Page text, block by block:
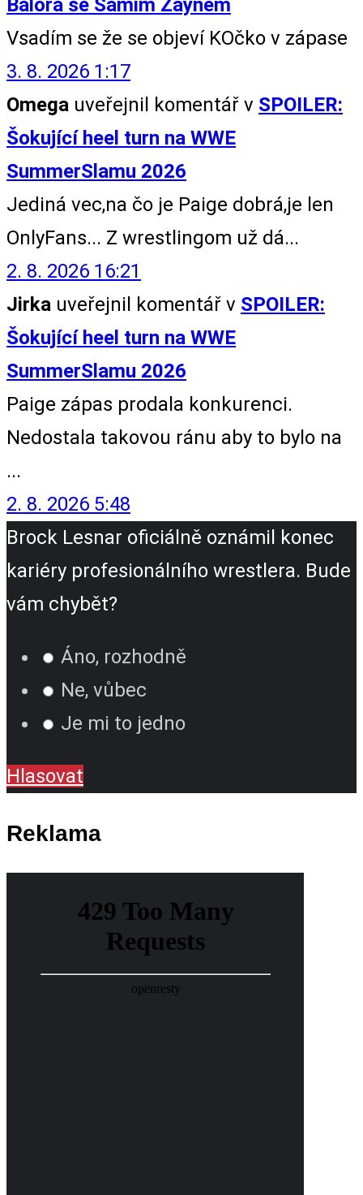
Bálora se Samim Zaynem
Vsadím se že se objeví KOčko v zápase
3. 8. 2026 1:17
Omega uveřejnil komentář v SPOILER:
Šokující heel turn na WWE
SummerSlamu 2026
Jediná vec,na čo je Paige dobrá,je len
OnlyFans... Z wrestlingom už dá...
2. 8. 2026 16:21
Jirka uveřejnil komentář v SPOILER:
Šokující heel turn na WWE
SummerSlamu 2026
Paige zápas prodala konkurenci.
Nedostala takovou ránu aby to bylo na
...
2. 8. 2026 5:48
Brock Lesnar oficiálně oznámil konec
kariéry profesionálního wrestlera. Bude
vám chybět?
Áno, rozhodně
Ne, vůbec
Je mi to jedno
Hlasovat
Reklama